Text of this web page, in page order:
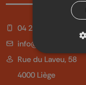
04 254 99 99
info@qu4tre.be
Rue du Laveu, 58
4000 Liège